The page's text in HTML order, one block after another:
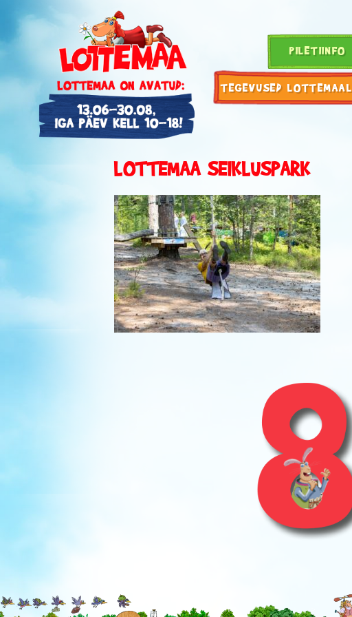
PILETIINFO
TEGEVUSED LOTTEMAAL
LOTTEMAA SEIKLUSPARK